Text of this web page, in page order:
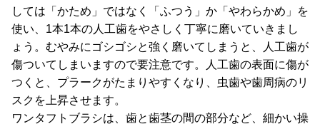
しては「かため」ではなく「ふつう」か「やわらかめ」を
使い、1本1本の人工歯をやさしく丁寧に磨いていきまし
ょう。むやみにゴシゴシと強く磨いてしまうと、人工歯が
傷ついてしまいますので要注意です。人工歯の表面に傷が
つくと、プラークがたまりやすくなり、虫歯や歯周病のリ
スクを上昇させます。
ワンタフトブラシは、歯と歯茎の間の部分など、細かい操